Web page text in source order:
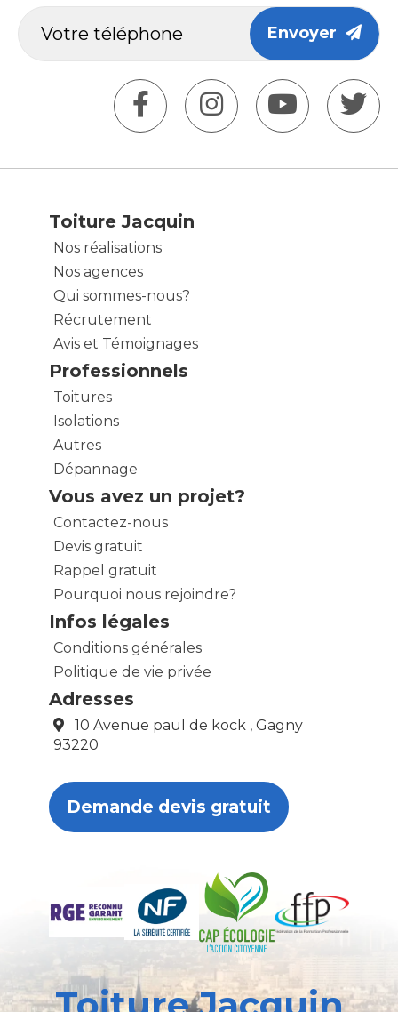
Envoyer
Toiture Jacquin
Nos réalisations
Nos agences
Qui sommes-nous?
Récrutement
Avis et Témoignages
Professionnels
Toitures
Isolations
Autres
Dépannage
Vous avez un projet?
Contactez-nous
Devis gratuit
Rappel gratuit
Pourquoi nous rejoindre?
Infos légales
Conditions générales
Politique de vie privée
Adresses
10 Avenue paul de kock , Gagny
93220
Demande devis gratuit